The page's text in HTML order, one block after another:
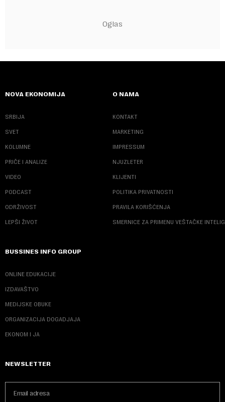
NOVA EKONOMIJA
SRBIJA
SVET
KOLUMNE
PRIČE I ANALIZE
VIDEO
PODCAST
ODRŽIVOST
LEPŠI ŽIVOT
O NAMA
KONTAKT
MARKETING
IMPRESSUM
NJUZLETER
KLIJENTI
POLITIKA PRIVATNOSTI
PRAVILA KORIŠĆENJA
SMERNICE ZA PRIMENU VEŠTAČKE
BUSSINES INFO GROUP
ONLINE EDUKACIJE
IZDAVAŠTVO
MEDIJSKE OBUKE
ORGANIZACIJA DOGADJAJA
EKONOM I JA
NEWSLETTER